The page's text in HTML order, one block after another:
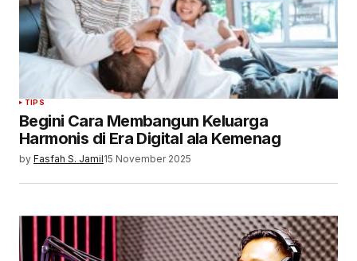
TIPS
Begini Cara Membangun Keluarga
Harmonis di Era Digital ala Kemenag
by Fasfah S. Jamil15 November 2025